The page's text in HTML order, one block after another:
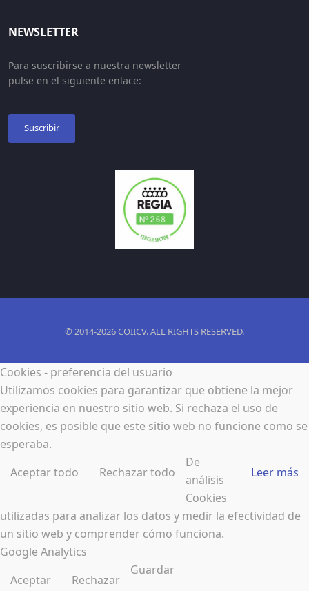
NEWSLETTER
Para suscribirse a nuestra newsletter
pulse en el siguiente enlace:
Suscribir
© 2014-2026 COIICV. ALL RIGHTS RESERVED.
Cookies - preferencia del usuario
Utilizamos cookies para garantizar que obtiene la mejor
experiencia en nuestro sitio web. Si rechaza el uso de
cookies, es posible que este sitio web no funcione como se
esperaba.
Aceptar todo
Rechazar todo Leer más
De
análisis
Cookies
utilizadas para analizar los datos y medir la efectividad de
un sitio web y comprender cómo funciona.
Google Analytics
Aceptar
Rechazar
Guardar